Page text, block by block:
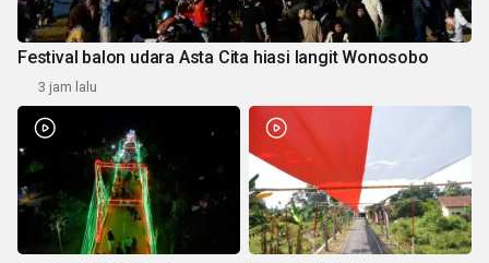
Festival balon udara Asta Cita hiasi langit Wonosobo
3 jam lalu